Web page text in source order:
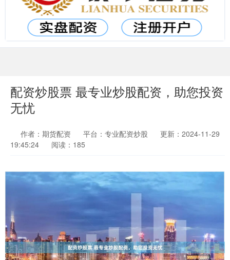
配资炒股票 最专业炒股配资，助您投资
无忧
作者：期货配资 平台：专业配资炒股
更新：2024-11-29
19:45:24
阅读：185